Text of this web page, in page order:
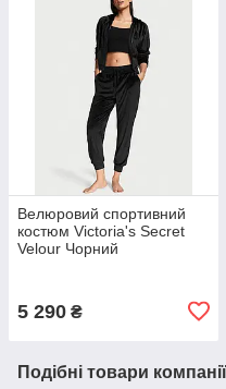
Велюровий спортивний
костюм Victoria's Secret
Velour Чорний
5 290 ₴
Подібні товари компанії